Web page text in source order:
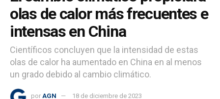
olas de calor más frecuentes e
intensas en China
Científicos concluyen que la intensidad de estas
olas de calor ha aumentado en China en al menos
un grado debido al cambio climático.
por AGN 18 de diciembre de 2023